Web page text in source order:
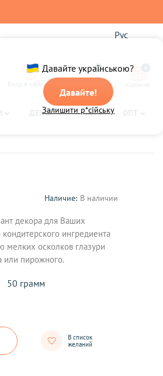
Давайте українською?
Давайте!
Залишити р*сійську
Рус
Вход в кабинет
0
ДЕКОР ЧАЙ
Наличие: В наличии
декора для Ваших
ингредиента
мелких осколков глазури
или пирожного.
50 грамм
В список
желаний